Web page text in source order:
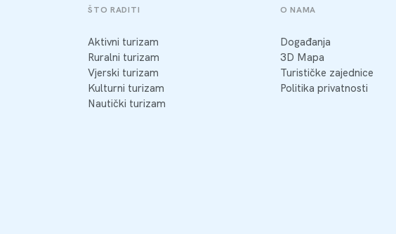
ŠTO RADITI
Aktivni turizam
Ruralni turizam
Vjerski turizam
Kulturni turizam
Nautički turizam
O NAMA
Događanja
3D Mapa
Turističke zajednice
Politika privatnosti